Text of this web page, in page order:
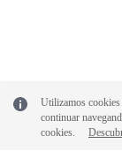
Utilizamos
continuar
cookies.